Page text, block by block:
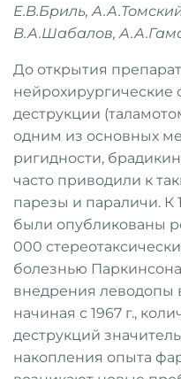
Е.В.Бриль,
В.А.Шабалов,
До открытия
нейрохирургические
деструкции
одним из основных
ригидности,
часто приводили к
парезы и параличи. К
были опубликованы
000
болезнью
внедрения леводопы
начиная с 1967 г.,
деструкций
накопления опыта